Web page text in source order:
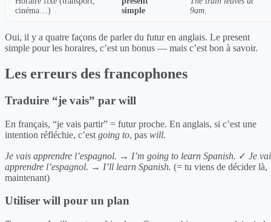
cinéma…)
simple
9am.
Oui, il y a quatre façons de parler du futur en anglais. Le present
simple pour les horaires, c’est un bonus — mais c’est bon à savoir.
Les erreurs des francophones
Traduire “je vais” par will
En français, “je vais partir” = futur proche. En anglais, si c’est une
intention réfléchie, c’est going to, pas will.
Je vais apprendre l’espagnol. → I’m going to learn Spanish. ✓ Je
apprendre l’espagnol. → I’ll learn Spanish. (= tu viens de décider là,
maintenant)
Utiliser will pour un plan